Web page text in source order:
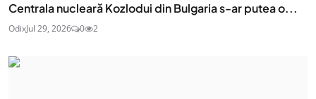
Centrala nucleară Kozlodui din Bulgaria s-ar putea o...
OdixJul 29, 2026 0 2